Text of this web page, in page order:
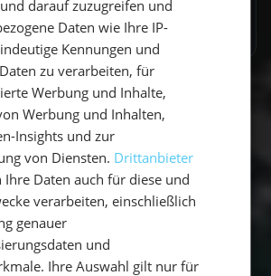
Beiträge
darauf zuzugreifen und
Daten wie Ihre IP-
Kennungen und
zu verarbeiten, für
Werbung und Inhalte,
Werbung und Inhalten,
Insights und zur
von Diensten. Drittanbieter
Ihre Daten auch für diese und
verarbeiten, einschließlich
genauer
und
Ihre Auswahl gilt nur für